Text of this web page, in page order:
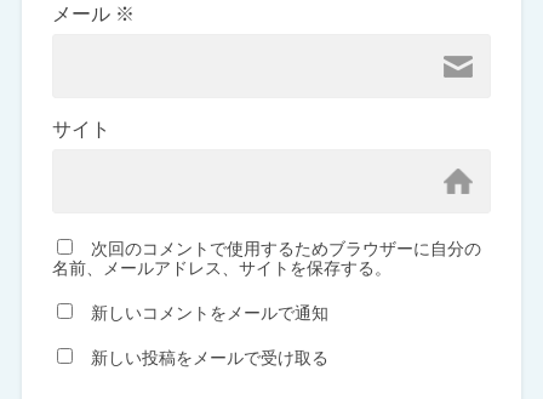
メール ※
サイト
次回のコメントで使用するためブラウザーに自分の
名前、メールアドレス、サイトを保存する。
新しいコメントをメールで通知
新しい投稿をメールで受け取る